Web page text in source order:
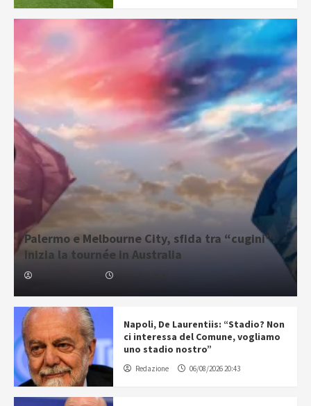
Palermo e Melbourne City, sfida tra “cugini”:
inizia la tournée in Australia
Napoli, De Laurentiis: “Stadio? Non
ci interessa del Comune, vogliamo
uno stadio nostro”
Redazione 06/08/2026 20:43